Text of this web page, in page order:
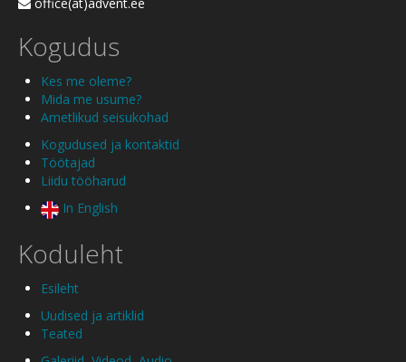
Kogudus
Kes me oleme?
Mida me usume?
Ametlikud seisukohad
Kogudused ja kontaktid
Töötajad
Liidu tööharud
In English
Koduleht
Esileht
Uudised ja artiklid
Teated